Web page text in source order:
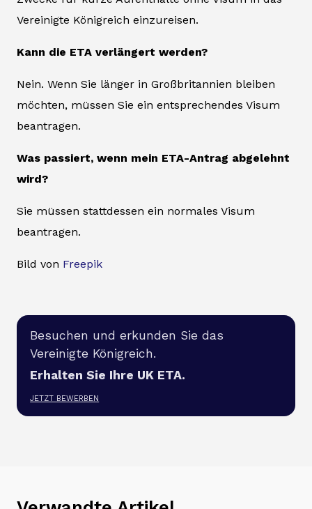
Vereinigte Königreich einzureisen.
Kann die ETA verlängert werden?
Nein. Wenn Sie länger in Großbritannien bleiben
möchten, müssen Sie ein entsprechendes Visum
beantragen.
Was passiert, wenn mein ETA-Antrag abgelehnt
wird?
Sie müssen stattdessen ein normales Visum
beantragen.
Bild von Freepik
Besuchen und erkunden Sie das
Vereinigte Königreich.
Erhalten Sie Ihre UK ETA.
JETZT BEWERBEN